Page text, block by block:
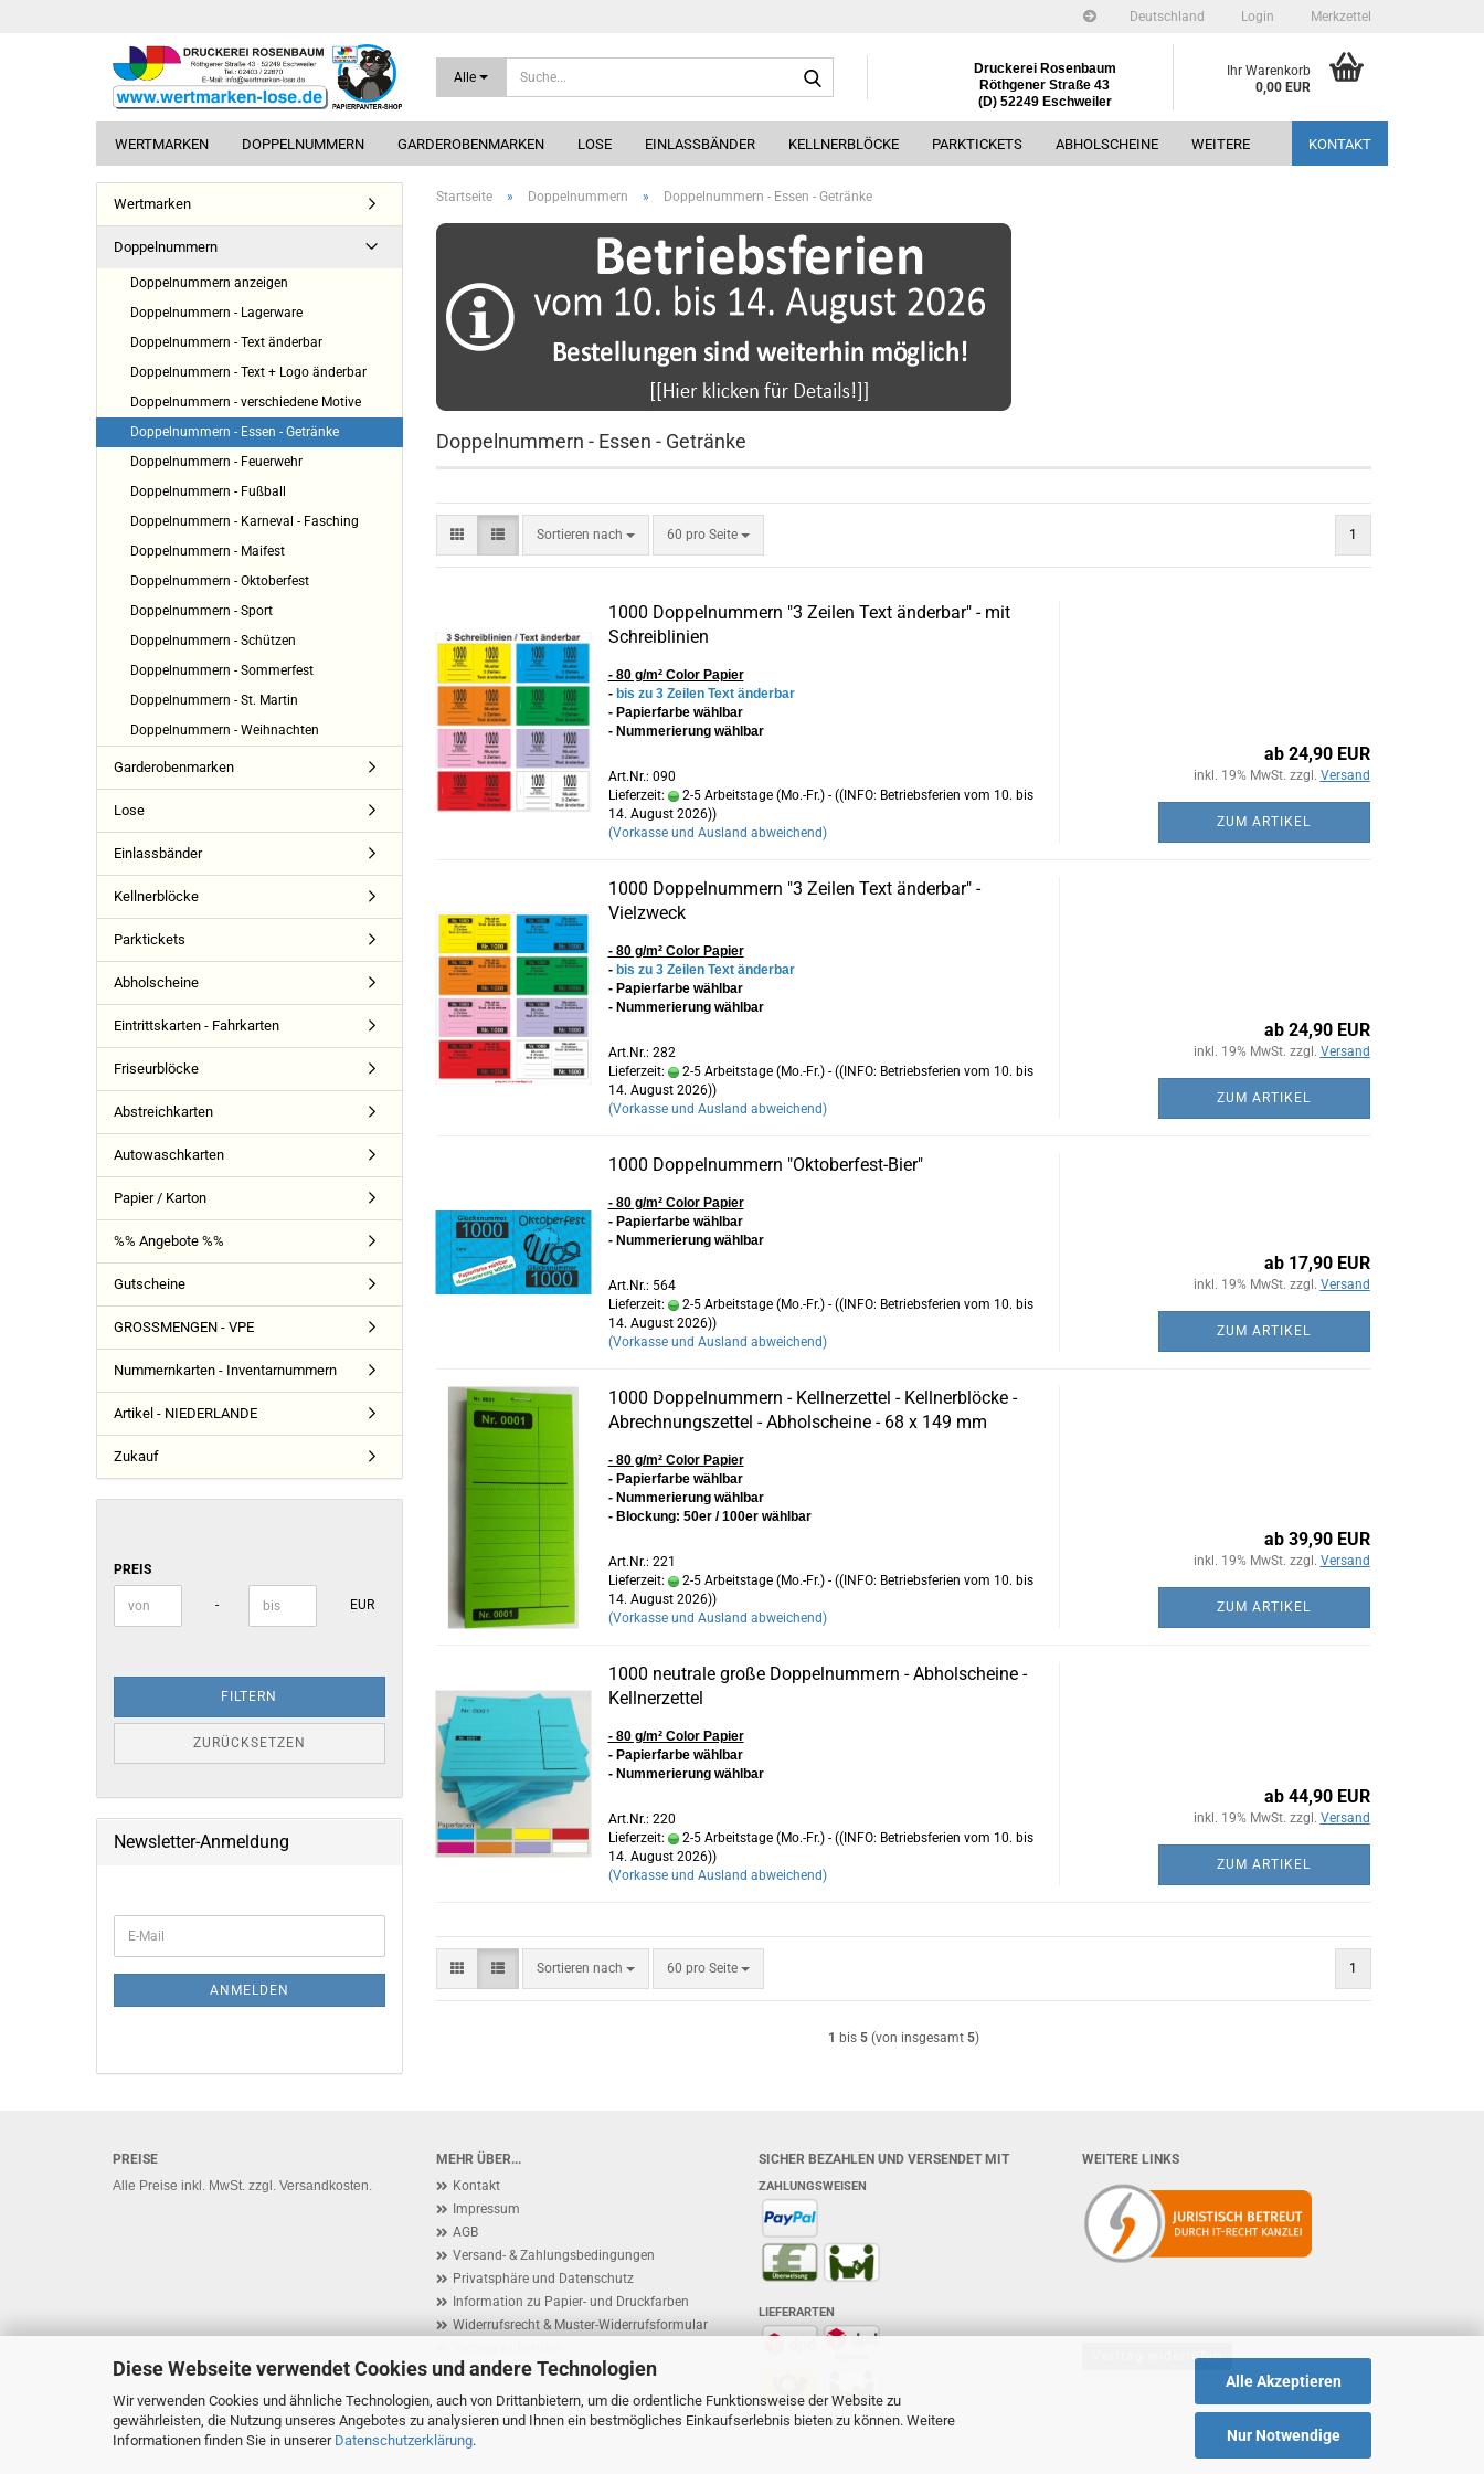
Diese Webseite verwendet Cookies und andere Technologien
Wir verwenden Cookies und ähnliche Technologien, auch von Drittanbietern, um die ordentliche Funktionsweise der Website zu
gewährleisten, die Nutzung unseres Angebotes zu analysieren und Ihnen ein bestmögliches Einkaufserlebnis bieten zu können. Weitere
Informationen finden Sie in unserer Datenschutzerklärung.
Alle Akzeptieren
Nur Notwendige
Deutschland Login Merkzettel
Alle
Druckerei Rosenbaum
Röthgener Straße 43
(D) 52249 Eschweiler
Ihr Warenkorb
0,00 EUR
WERTMARKEN DOPPELNUMMERN GARDEROBENMARKEN LOSE EINLASSBÄNDER KELLNERBLÖCKE PARKTICKETS ABHOLSCHEINE KONTAKT
WEITERE
Startseite » Doppelnummern » Doppelnummern - Essen - Getränke
Doppelnummern - Essen - Getränke
Sortieren nach
Sortieren nach 60 pro Seite
pro Seite 1
1000 Doppelnummern "3 Zeilen Text änderbar" - mit
Schreiblinien
- 80 g/m² Color Papier
- bis zu 3 Zeilen Text änderbar
- Papierfarbe wählbar
- Nummerierung wählbar
Art.Nr.: 090
Lieferzeit:
2-5 Arbeitstage (Mo.-Fr.) - ((INFO: Betriebsferien vom 10. bis
14. August 2026))
(Vorkasse und Ausland abweichend)
ab 24,90 EUR
inkl. 19% MwSt. zzgl. Versand
ZUM ARTIKEL
1000 Doppelnummern "3 Zeilen Text änderbar" -
Vielzweck
- 80 g/m² Color Papier
- bis zu 3 Zeilen Text änderbar
- Papierfarbe wählbar
- Nummerierung wählbar
Art.Nr.: 282
Lieferzeit:
2-5 Arbeitstage (Mo.-Fr.) - ((INFO: Betriebsferien vom 10. bis
14. August 2026))
(Vorkasse und Ausland abweichend)
ab 24,90 EUR
inkl. 19% MwSt. zzgl. Versand
ZUM ARTIKEL
1000 Doppelnummern "Oktoberfest-Bier"
- 80 g/m² Color Papier
- Papierfarbe wählbar
- Nummerierung wählbar
Art.Nr.: 564
Lieferzeit:
2-5 Arbeitstage (Mo.-Fr.) - ((INFO: Betriebsferien vom 10. bis
14. August 2026))
(Vorkasse und Ausland abweichend)
ab 17,90 EUR
inkl. 19% MwSt. zzgl. Versand
ZUM ARTIKEL
1000 Doppelnummern - Kellnerzettel - Kellnerblöcke -
Abrechnungszettel - Abholscheine - 68 x 149 mm
- 80 g/m² Color Papier
- Papierfarbe wählbar
- Nummerierung wählbar
- Blockung: 50er / 100er wählbar
Art.Nr.: 221
Lieferzeit:
2-5 Arbeitstage (Mo.-Fr.) - ((INFO: Betriebsferien vom 10. bis
14. August 2026))
(Vorkasse und Ausland abweichend)
ab 39,90 EUR
inkl. 19% MwSt. zzgl. Versand
ZUM ARTIKEL
1000 neutrale große Doppelnummern - Abholscheine -
Kellnerzettel
- 80 g/m² Color Papier
- Papierfarbe wählbar
- Nummerierung wählbar
Art.Nr.: 220
Lieferzeit:
2-5 Arbeitstage (Mo.-Fr.) - ((INFO: Betriebsferien vom 10. bis
14. August 2026))
(Vorkasse und Ausland abweichend)
ab 44,90 EUR
inkl. 19% MwSt. zzgl. Versand
ZUM ARTIKEL
Sortieren nach
Sortieren nach 60 pro Seite
pro Seite 1
1 bis 5(von insgesamt 5)
Wertmarken
Doppelnummern
Doppelnummern anzeigen
Doppelnummern - Lagerware
Doppelnummern - Text änderbar
Doppelnummern - Text + Logo änderbar
Doppelnummern - verschiedene Motive
Doppelnummern - Essen - Getränke
Doppelnummern - Feuerwehr
Doppelnummern - Fußball
Doppelnummern - Karneval - Fasching
Doppelnummern - Maifest
Doppelnummern - Oktoberfest
Doppelnummern - Sport
Doppelnummern - Schützen
Doppelnummern - Sommerfest
Doppelnummern - St. Martin
Doppelnummern - Weihnachten
Garderobenmarken
Lose
Einlassbänder
Kellnerblöcke
Parktickets
Abholscheine
Eintrittskarten - Fahrkarten
Friseurblöcke
Abstreichkarten
Autowaschkarten
Papier / Karton
%% Angebote %%
Gutscheine
GROSSMENGEN - VPE
Nummernkarten - Inventarnummern
Artikel - NIEDERLANDE
Zukauf
PREIS
Preis bis - EUR
FILTERN
ZURÜCKSETZEN
Newsletter-Anmeldung
ZUR
NEWSLETTER-
E-
Mail
ANMELDEN
MEHR ÜBER...
Kontakt
Impressum
AGB
Versand- & Zahlungsbedingungen
Privatsphäre und Datenschutz
Information zu Papier- und Druckfarben
Widerrufsrecht & Muster-Widerrufsformular
Cookie Einstellungen
SICHER BEZAHLEN UND VERSENDET MIT
ZAHLUNGSWEISEN
LIEFERARTEN
WEITERE LINKS
PREISE
Alle Preise inkl. MwSt. zzgl. Versandkosten.
Vertrag widerrufen